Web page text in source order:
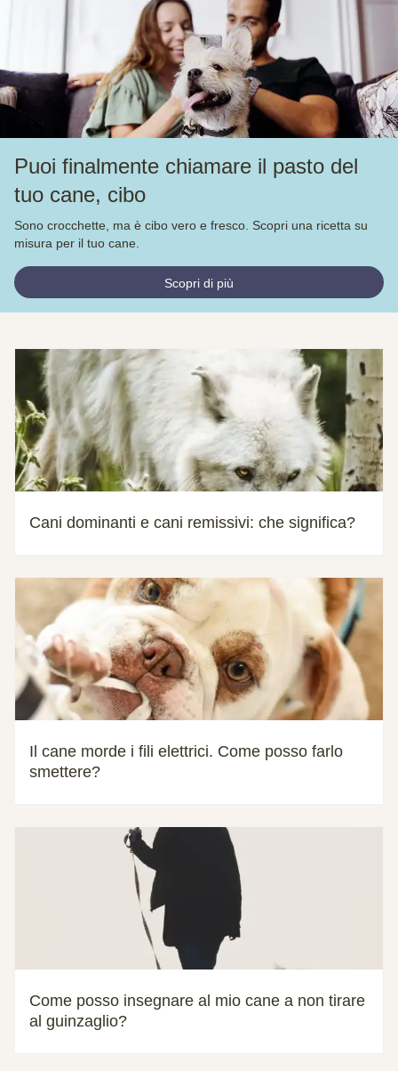
Puoi finalmente chiamare il pasto del
tuo cane, cibo
Sono crocchette, ma è cibo vero e fresco. Scopri una ricetta su
misura per il tuo cane.
Scopri di più
Cani dominanti e cani remissivi: che significa?
Il cane morde i fili elettrici. Come posso farlo
smettere?
Come posso insegnare al mio cane a non tirare
al guinzaglio?